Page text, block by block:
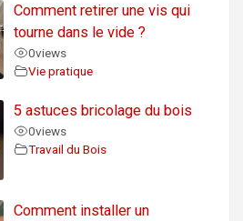
Comment retirer une vis qui
tourne dans le vide ?
0views
Vie pratique
5 astuces bricolage du bois
0views
Travail du Bois
Comment installer un